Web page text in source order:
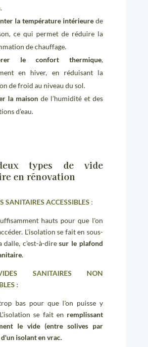
la température intérieurede
ce qui permet de réduire la
de chauffage.
le confort thermique,
en hiver, en réduisant la
de froid au niveau du sol.
la maison de l’humidité et des
d’eau.
types de vide
en rénovation
SANITAIRES ACCESSIBLES :
hauts pour que l'on
L'isolation se fait en sous-
dalle, c'est-à-diresur le plafond
.
SANITAIRES NON
:
bas pour que l'on puisse y
se fait en remplissant
le vide (entre solives par
isolant en vrac.